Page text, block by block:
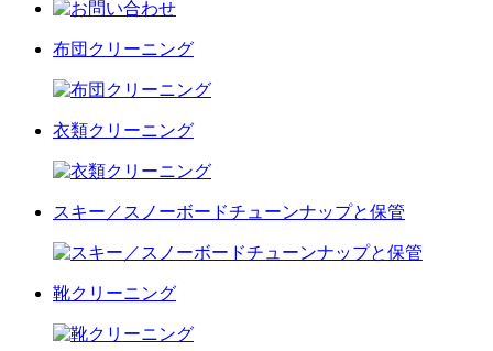
布団クリーニング
衣類クリーニング
スキー／スノーボードチューンナップと保管
靴クリーニング